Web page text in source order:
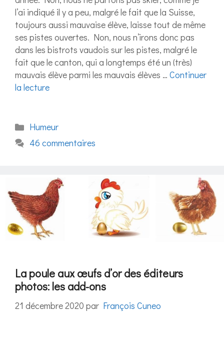
l’ai indiqué il y a peu, malgré le fait que la Suisse,
toujours aussi mauvaise élève, laisse tout de même
ses pistes ouvertes. Non, nous n’irons donc pas
dans les bistrots vaudois sur les pistes, malgré le
fait que le canton, qui a longtemps été un (très)
mauvais élève parmi les mauvais élèves … Continuer
la lecture
Catégories
Humeur
46 commentaires
La poule aux œufs d’or des éditeurs
photos: les add-ons
21 décembre 2020 par François Cuneo